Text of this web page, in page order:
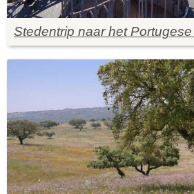
Stedentrip naar het